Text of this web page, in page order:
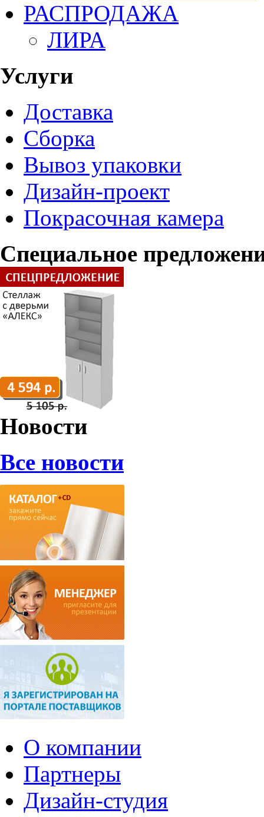
РАСПРОДАЖА
ЛИРА
Услуги
Доставка
Сборка
Вывоз упаковки
Дизайн-проект
Покрасочная камера
Специальное
Новости
Все новости
О компании
Партнеры
Дизайн-студия